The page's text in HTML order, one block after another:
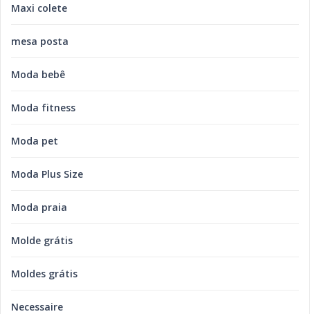
Maxi colete
mesa posta
Moda bebê
Moda fitness
Moda pet
Moda Plus Size
Moda praia
Molde grátis
Moldes grátis
Necessaire